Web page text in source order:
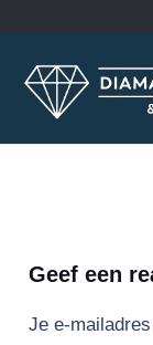
Geef een
Je e-